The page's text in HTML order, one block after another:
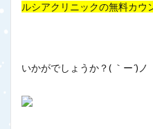
ルシアクリニックの無料カウ
いかがでしょうか？( ｀ー´)ノ